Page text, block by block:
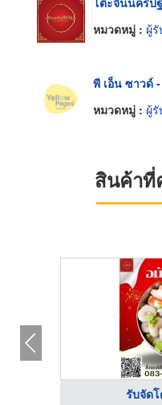
หมวดหมู่ : ผู้
พี เอ็น ซาวด์
หมวดหมู่ : ผู้
สินค้าที่
รับจัด